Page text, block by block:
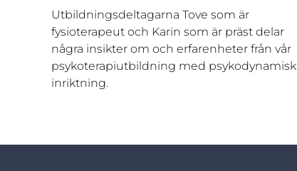
Utbildningsdeltagarna Tove som är
fysioterapeut och Karin som är präst delar
några insikter om och erfarenheter från vår
psykoterapiutbildning med psykodynamisk
inriktning.